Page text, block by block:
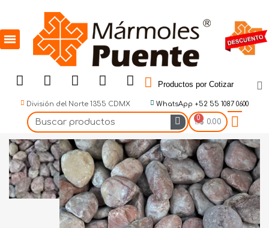
Productos por Cotizar
División del Norte 1355 CDMX WhatsApp +52 55 1087 0600
$ 0.00